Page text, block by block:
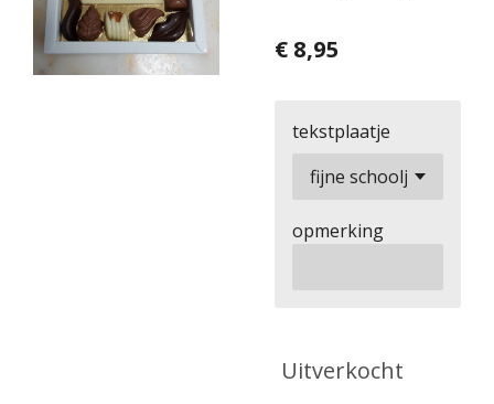
€ 8,95
tekstplaatje
opmerking
Uitverkocht